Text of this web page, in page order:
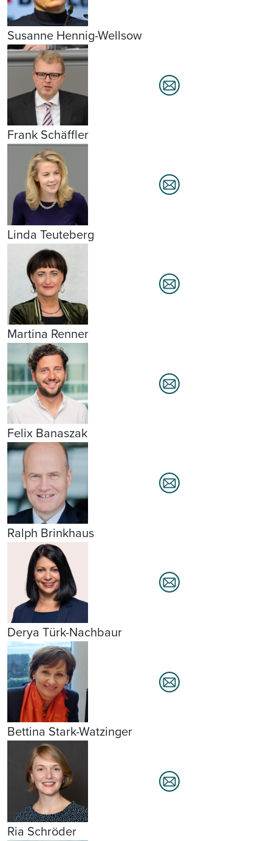
Susanne Hennig-Wellsow
Frank Schäffler
Linda Teuteberg
Martina Renner
Felix Banaszak
Ralph Brinkhaus
Derya Türk-Nachbaur
Bettina Stark-Watzinger
Ria Schröder